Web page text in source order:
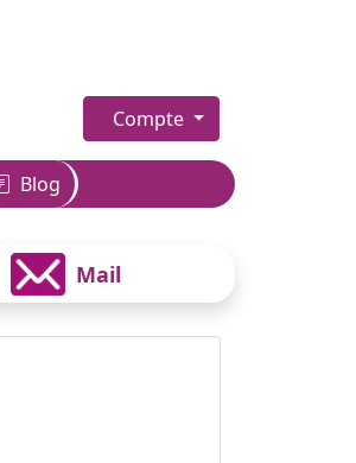
Compte
Blog
Mail